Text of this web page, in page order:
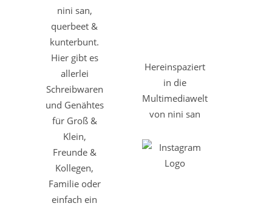
nini san,
querbeet &
kunterbunt.
Hier gibt es
allerlei
Schreibwaren
und Genähtes
für Groß &
Klein,
Freunde &
Kollegen,
Familie oder
einfach ein
Hereinspaziert
in die
Multimediawelt
von nini san